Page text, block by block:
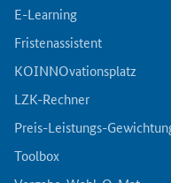
E-Learning
Fristenassistent
KOINNOvationsplatz
LZK-Rechner
Preis-Leistungs-
Toolbox